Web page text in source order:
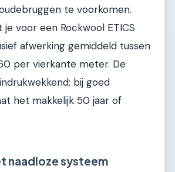
te voorkomen.
je voor een Rockwool ETICS
afwerking gemiddeld tussen
per vierkante meter. De
bij goed
het makkelijk 50 jaar of
naadloze systeem